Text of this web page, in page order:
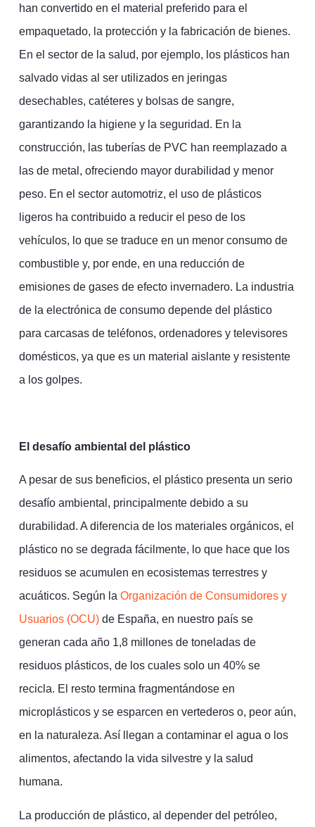
han convertido en el material preferido para el
empaquetado, la protección y la fabricación de bienes.
En el sector de la salud, por ejemplo, los plásticos han
salvado vidas al ser utilizados en jeringas
desechables, catéteres y bolsas de sangre,
garantizando la higiene y la seguridad. En la
construcción, las tuberías de PVC han reemplazado a
las de metal, ofreciendo mayor durabilidad y menor
peso. En el sector automotriz, el uso de plásticos
ligeros ha contribuido a reducir el peso de los
vehículos, lo que se traduce en un menor consumo de
combustible y, por ende, en una reducción de
emisiones de gases de efecto invernadero. La industria
de la electrónica de consumo depende del plástico
para carcasas de teléfonos, ordenadores y televisores
domésticos, ya que es un material aislante y resistente
a los golpes.
El desafío ambiental del plástico
A pesar de sus beneficios, el plástico presenta un serio
desafío ambiental, principalmente debido a su
durabilidad. A diferencia de los materiales orgánicos, el
plástico no se degrada fácilmente, lo que hace que los
residuos se acumulen en ecosistemas terrestres y
acuáticos. Según la Organización de Consumidores y
Usuarios (OCU)de España, en nuestro país se
generan cada año 1,8 millones de toneladas de
residuos plásticos, de los cuales solo un 40% se
recicla. El resto termina fragmentándose en
microplásticos y se esparcen en vertederos o, peor aún,
en la naturaleza. Así llegan a contaminar el agua o los
alimentos, afectando la vida silvestre y la salud
humana.
La producción de plástico, al depender del petróleo,